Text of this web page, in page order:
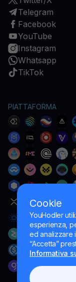
Cookie
YouHodler
esperienza,
ed analizzare
“Accetta”
Informativa
Telegram
Facebook
YouTube
Instagram
Whatsapp
TikTok
PIATTAFORMA